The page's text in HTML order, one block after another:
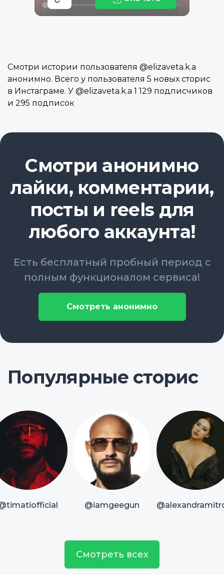
Смотри истории пользователя @elizaveta.k.a
анонимно. Всего у пользователя 5 новых сторис
в Инстаграме. У @elizaveta.k.a 1 129 подписчиков
и 295 подписок
Смотри анонимно
лайки, комментарии,
посты и reels для
любого аккаунта!
Есть бесплатный пробный период с
полным функционалом сервиса!
Смотреть анонимно
Популярные сторис
@iamgeegun
Смотреть всех